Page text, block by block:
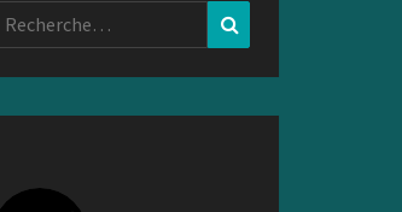
Rechercher :